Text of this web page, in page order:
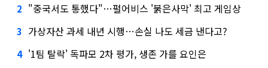
2 "중국서도 통했다"…펄어비스 '붉은사막' 최고 게임상
3 가상자산 과세 내년 시행…손실 나도 세금 낸다고?
4 '1팀 탈락' 독파모 2차 평가, 생존 가를 요인은